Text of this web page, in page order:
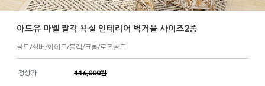
아트유 마벨 팔각 욕실 인테리어 벽거울 사이즈2종
골드/실버/화이트/블랙/크롬/로즈골드
정상가 116,000원